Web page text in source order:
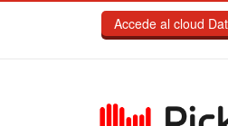
Pasar al contenido principal
Accede al cloud